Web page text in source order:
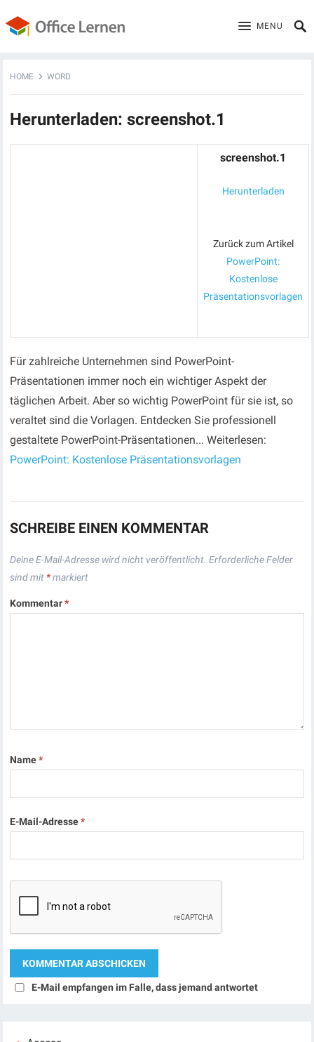
MENU
HOME WORD
Herunterladen: screenshot.1
screenshot.1
Herunterladen
Zurück zum Artikel
PowerPoint:
Kostenlose
Präsentationsvorlagen
Für zahlreiche Unternehmen sind PowerPoint-
Präsentationen immer noch ein wichtiger Aspekt der
täglichen Arbeit. Aber so wichtig PowerPoint für sie ist, so
veraltet sind die Vorlagen. Entdecken Sie professionell
gestaltete PowerPoint-Präsentationen... Weiterlesen:
PowerPoint: Kostenlose Präsentationsvorlagen
SCHREIBE EINEN KOMMENTAR
Deine E-Mail-Adresse wird nicht veröffentlicht. Erforderliche Felder
sind mit *markiert
Kommentar*
Name*
E-Mail-Adresse*
E-Mail empfangen im Falle, dass jemand antwortet